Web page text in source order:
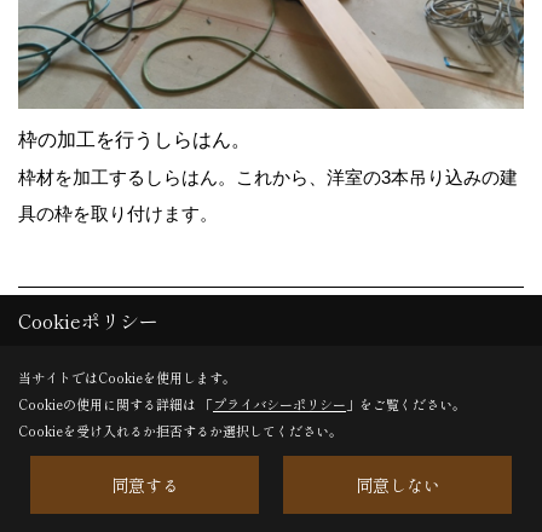
枠の加工を行うしらはん。
枠材を加工するしらはん。これから、洋室の3本吊り込みの建
具の枠を取り付けます。
31. 2016年05月17日
Cookieポリシー
当サイトではCookieを使用します。
Cookieの使用に関する詳細は 「プライバシーポリシー 」をご覧ください。
Cookieを受け入れるか拒否するか選択してください。
同意する 同意しない